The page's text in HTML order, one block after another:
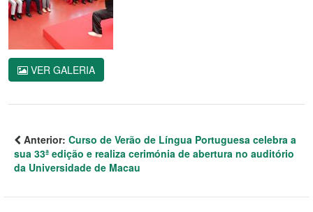
VER GALERIA
Anterior: Curso de Verão de Língua Portuguesa celebra a
sua 33ª edição e realiza cerimónia de abertura no auditório
da Universidade de Macau